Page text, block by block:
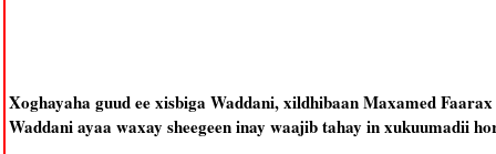
Xoghayaha guud ee xisbiga Waddani, xildhibaan Maxamed
Waddani ayaa waxay sheegeen inay waajib tahay in xukuumadii